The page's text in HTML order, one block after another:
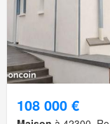
108 000 €